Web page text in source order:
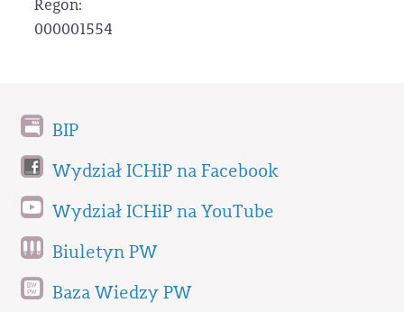
Regon:
000001554
BIP
Wydział ICHiP na Facebook
Wydział ICHiP na YouTube
Biuletyn PW
Baza Wiedzy PW